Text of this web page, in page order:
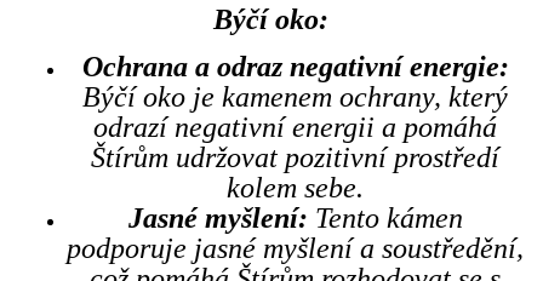
Býčí oko:
Ochrana a odraz negativní energie:
Býčí oko je kamenem ochrany, který
odrazí negativní energii a pomáhá
Štírům udržovat pozitivní prostředí
kolem sebe.
Jasné myšlení: Tento kámen
podporuje jasné myšlení a soustředění,